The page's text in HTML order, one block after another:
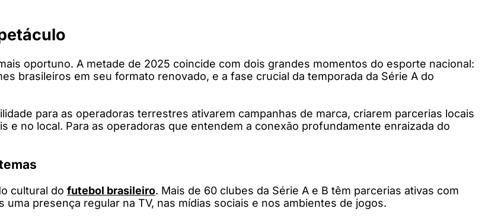
oportuno. A metade de 2025 coincide com dois grandes momentos do esporte nacional:
brasileiros em seu formato renovado, e a fase crucial da temporada da Série A do
para as operadoras terrestres ativarem campanhas de marca, criarem parcerias locais
no local. Para as operadoras que entendem a conexão profundamente enraizada do
cultural do futebol brasileiro. Mais de 60 clubes da Série A e B têm parcerias ativas com
presença regular na TV, nas mídias sociais e nos ambientes de jogos.